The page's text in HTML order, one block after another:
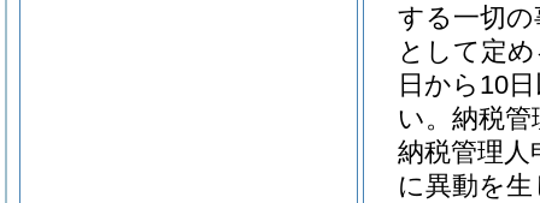
する一切
として定
日から10
い。 納税
納税管理人
に異動を